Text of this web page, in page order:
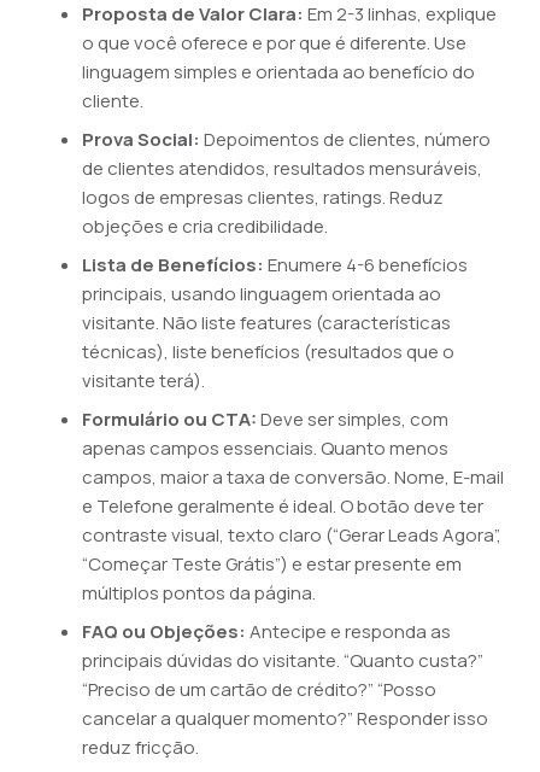
Proposta de Valor Clara: Em 2-3 linhas, explique
o que você oferece e por que é diferente. Use
linguagem simples e orientada ao benefício do
cliente.
Prova Social: Depoimentos de clientes, número
de clientes atendidos, resultados mensuráveis,
logos de empresas clientes, ratings. Reduz
objeções e cria credibilidade.
Lista de Benefícios: Enumere 4-6 benefícios
principais, usando linguagem orientada ao
visitante. Não liste features (características
técnicas), liste benefícios (resultados que o
visitante terá).
Formulário ou CTA:Deve ser simples, com
apenas campos essenciais. Quanto menos
campos, maior a taxa de conversão. Nome, E-mail
e Telefone geralmente é ideal. O botão deve ter
contraste visual, texto claro (“Gerar Leads Agora”,
“Começar Teste Grátis”) e estar presente em
múltiplos pontos da página.
FAQ ou Objeções: Antecipe e responda as
principais dúvidas do visitante. “Quanto custa?”
“Preciso de um cartão de crédito?” “Posso
cancelar a qualquer momento?” Responder isso
reduz fricção.